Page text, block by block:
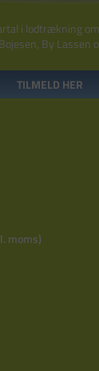
i lodtrækning
By Lassen
TILMELD HER
moms)